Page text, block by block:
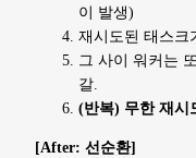
이 발생)
재시도된 태스크
그 사이 워커는
갈.
(반복) 무한 재시
[After: 선순환]